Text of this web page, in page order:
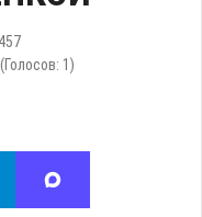
(Голосов: 1 )